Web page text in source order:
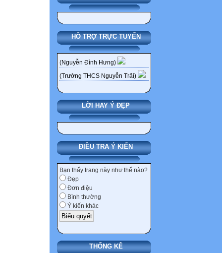
HỖ TRỢ TRỰC TUYẾN
(Nguyễn Đình Hưng)
(Trường THCS Nguyễn Trãi)
LỜI HAY Ý ĐẸP
ĐIỀU TRA Ý KIẾN
Bạn thấy trang này như thế nào?
Đẹp
Đơn điệu
Bình thường
Ý kiến khác
THỐNG KÊ